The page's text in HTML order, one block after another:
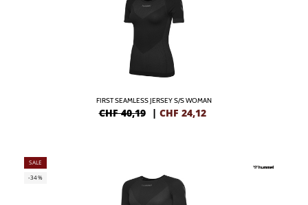
FIRST SEAMLESS JERSEY S/S WOMAN
CHF 40,19 | CHF 24,12
SALE
-34%